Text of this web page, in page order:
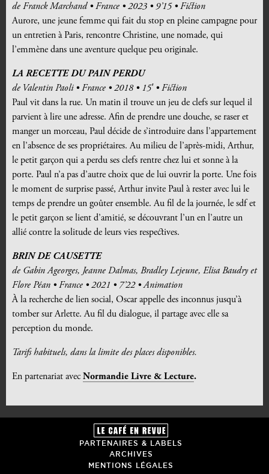
de Franck Marchand • France • 2023 • 9’15 • Fiction
Aurore, une jeune femme qui fait du stop en pleine campagne pour
un entretien à Paris, rencontre Christine, une nomade, qui
l’emmène dans une aventure quelque peu originale.
LA RECETTE DU PAIN PERDU
de Valentin Paoli • France • 2018 • 15′ • Fiction
Paul vit dans la rue. Un matin il trouve un jeu de clefs sur lequel il
parvient à lire une adresse. Afin de prendre une douche, se raser et
manger un morceau, Paul décide de s’introduire dans l’appartement
en l’absence de ses propriétaires. Au milieu de l’après-midi, Arthur,
le petit garçon qui a perdu ses clefs rentre chez lui et sonne à la
porte. Paul n’a pas d’autre choix que de lui ouvrir la porte. Une fois
le moment de surprise passé, Arthur invite Paul à rester avec lui le
temps de prendre un goûter ensemble. Au fil de la journée, le sdf et
le petit garçon se lient d’amitié, se découvrant l’un en l’autre un
allié contre la solitude de leurs vies respectives.
BRIN DE CAUSETTE
de Gabin Ageorges, Jeanne Dalmas, Bradley Lejeune, Elisa Baudry et
Flore Péan • France • 2021 • 7’22 • Animation
À la recherche de lien social, Oscar appelle des inconnus jusqu’à
tomber sur Arlette. Au fil du dialogue, il partage avec elle sa
perception du monde.
Tarifs habituels, dans la limite des places disponibles.
En partenariat avecNormandie Livre & Lecture.
PARTENAIRES & LABELS
ARCHIVES
MENTIONS LÉGALES